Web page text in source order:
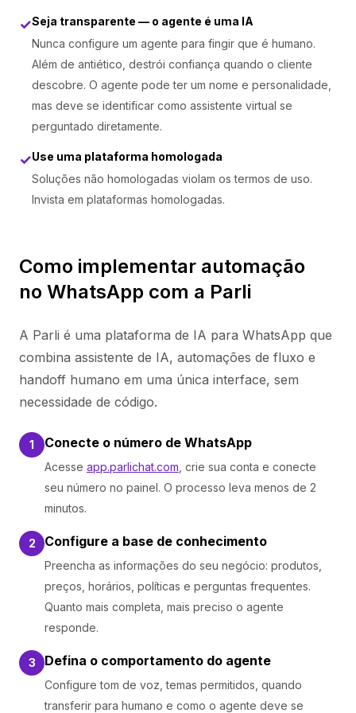
✓Seja transparente — o agente é uma IA
Nunca configure um agente para fingir que é humano.
Além de antiético, destrói confiança quando o cliente
descobre. O agente pode ter um nome e personalidade,
mas deve se identificar como assistente virtual se
perguntado diretamente.
✓Use uma plataforma homologada
Soluções não homologadas violam os termos de uso.
Invista em plataformas homologadas.
Como implementar automação
no WhatsApp com a Parli
A Parli é uma plataforma de IA para WhatsApp que
combina assistente de IA, automações de fluxo e
handoff humano em uma única interface, sem
necessidade de código.
1 Conecte o número de WhatsApp
Acesse app.parlichat.com , crie sua conta e conecte
seu número no painel. O processo leva menos de 2
minutos.
2 Configure a base de conhecimento
Preencha as informações do seu negócio: produtos,
preços, horários, políticas e perguntas frequentes.
Quanto mais completa, mais preciso o agente
responde.
3 Defina o comportamento do agente
Configure tom de voz, temas permitidos, quando
transferir para humano e como o agente deve se